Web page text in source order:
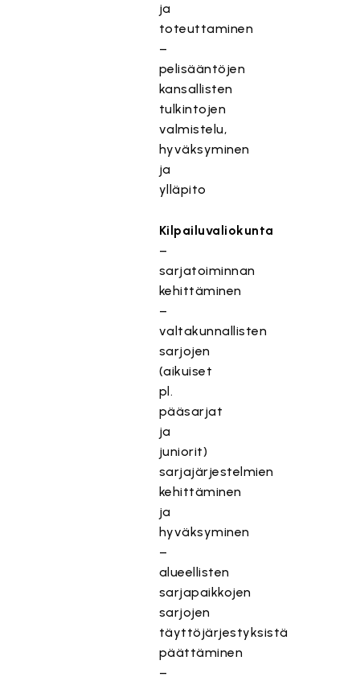
ja
toteuttaminen
–
pelisääntöjen
kansallisten
tulkintojen
valmistelu,
hyväksyminen
ja
ylläpito
Kilpailuvaliokunta
–
sarjatoiminnan
kehittäminen
–
valtakunnallisten
sarjojen
(aikuiset
pl.
pääsarjat
ja
juniorit)
sarjajärjestelmien
kehittäminen
ja
hyväksyminen
–
alueellisten
sarjapaikkojen
sarjojen
täyttöjärjestyksistä
päättäminen
–